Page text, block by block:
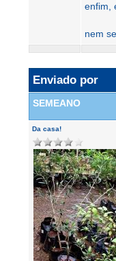
enfim,
nem
Enviado por
SEMEANO
Da casa!